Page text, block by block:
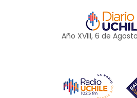
Año XVIII, 6 de Agosto